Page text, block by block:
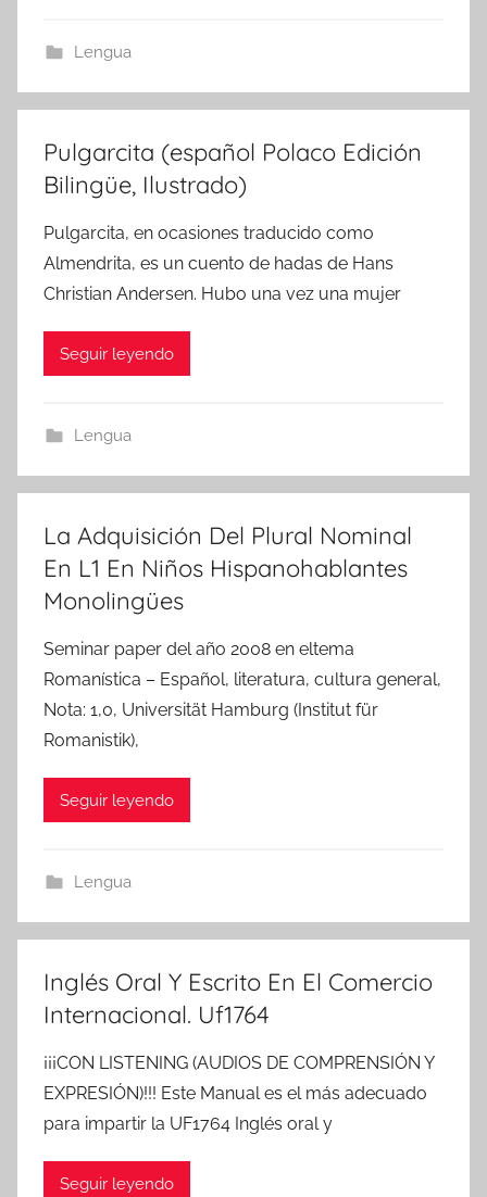
Lengua
Pulgarcita (español Polaco Edición
Bilingüe, Ilustrado)
Pulgarcita, en ocasiones traducido como
Almendrita, es un cuento de hadas de Hans
Christian Andersen. Hubo una vez una mujer
Seguir leyendo
Lengua
La Adquisición Del Plural Nominal
En L1 En Niños Hispanohablantes
Monolingües
Seminar paper del año 2008 en eltema
Romanística – Español, literatura, cultura general,
Nota: 1,0, Universität Hamburg (Institut für
Romanistik),
Seguir leyendo
Lengua
Inglés Oral Y Escrito En El Comercio
Internacional. Uf1764
¡¡¡CON LISTENING (AUDIOS DE COMPRENSIÓN Y
EXPRESIÓN)!!! Este Manual es el más adecuado
para impartir la UF1764 Inglés oral y
Seguir leyendo